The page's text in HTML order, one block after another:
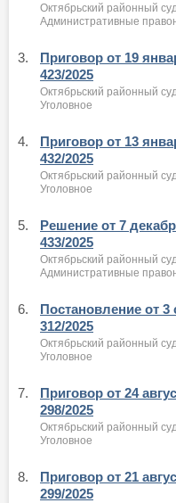
Октябрьский районный
Административные
3.
Приговор от 19
423/2025
Октябрьский районный
Уголовное
4.
Приговор от 13
432/2025
Октябрьский районный
Уголовное
5.
Решение от 7
433/2025
Октябрьский районный
Административные
6.
Постановление от 3
312/2025
Октябрьский районный
Уголовное
7.
Приговор от 24
298/2025
Октябрьский районный
Уголовное
8.
Приговор от 21
299/2025